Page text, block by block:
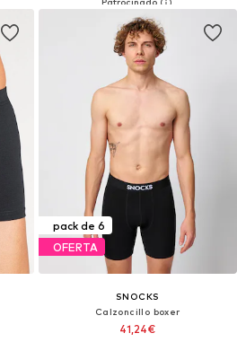
pack de 6
OFERTA
SNOCKS
Calzoncillo boxer
41,24€